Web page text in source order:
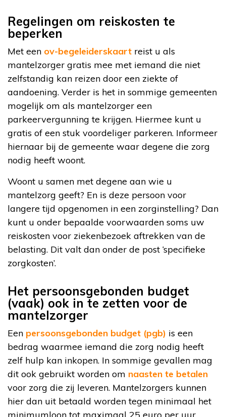
Regelingen om reiskosten te
beperken
Met een ov-begeleiderskaart reist u als
mantelzorger gratis mee met iemand die niet
zelfstandig kan reizen door een ziekte of
aandoening. Verder is het in sommige gemeenten
mogelijk om als mantelzorger een
parkeervergunning te krijgen. Hiermee kunt u
gratis of een stuk voordeliger parkeren. Informeer
hiernaar bij de gemeente waar degene die zorg
nodig heeft woont.
Woont u samen met degene aan wie u
mantelzorg geeft? En is deze persoon voor
langere tijd opgenomen in een zorginstelling? Dan
kunt u onder bepaalde voorwaarden soms uw
reiskosten voor ziekenbezoek aftrekken van de
belasting. Dit valt dan onder de post ‘specifieke
zorgkosten’.
Het persoonsgebonden budget
(vaak) ook in te zetten voor de
mantelzorger
Een persoonsgebonden budget (pgb) is een
bedrag waarmee iemand die zorg nodig heeft
zelf hulp kan inkopen. In sommige gevallen mag
dit ook gebruikt worden om naasten te betalen
voor zorg die zij leveren. Mantelzorgers kunnen
hier dan uit betaald worden tegen minimaal het